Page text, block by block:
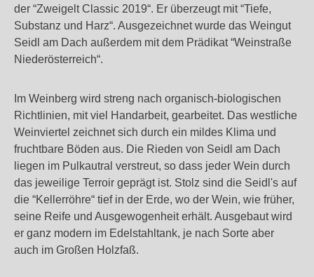
der “Zweigelt Classic 2019“. Er überzeugt mit “Tiefe,
Substanz und Harz“. Ausgezeichnet wurde das Weingut
Seidl am Dach außerdem mit dem Prädikat “Weinstraße
Niederösterreich“.
Im Weinberg wird streng nach organisch-biologischen
Richtlinien, mit viel Handarbeit, gearbeitet. Das westliche
Weinviertel zeichnet sich durch ein mildes Klima und
fruchtbare Böden aus. Die Rieden von Seidl am Dach
liegen im Pulkautral verstreut, so dass jeder Wein durch
das jeweilige Terroir geprägt ist. Stolz sind die Seidl's auf
die “Kellerröhre“ tief in der Erde, wo der Wein, wie früher,
seine Reife und Ausgewogenheit erhält. Ausgebaut wird
er ganz modern im Edelstahltank, je nach Sorte aber
auch im Großen Holzfaß.